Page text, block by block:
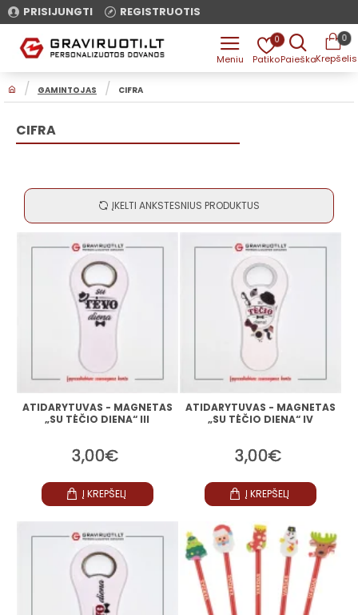
PRISIJUNGTI REGISTRUOTIS
0 0
O
E
GAMINTOJAS CIFRA
CIFRA
ĮKELTI ANKSTESNIUS PRODUKTUS
ATIDARYTUVAS - MAGNETAS
„SU TĖČIO DIENA“ III
3,00€
Į KREPŠELĮ
ATIDARYTUVAS - MAGNETAS
„SU TĖČIO DIENA“ IV
3,00€
Į KREPŠELĮ